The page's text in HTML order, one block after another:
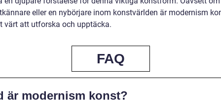
eller en nybörjare inom konstvärlden är modernism
värt att utforska och upptäcka.
FAQ
är modernism konst?